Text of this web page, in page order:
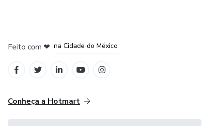
Feito com ❤ na Cidade do México
Conheça a Hotmart